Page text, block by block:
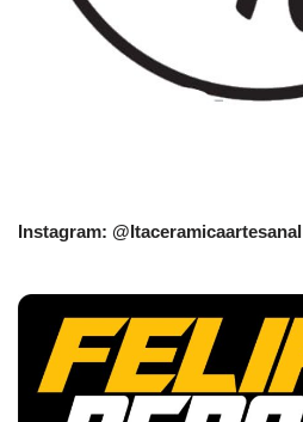
Instagram: @Itaceramicaartesanal